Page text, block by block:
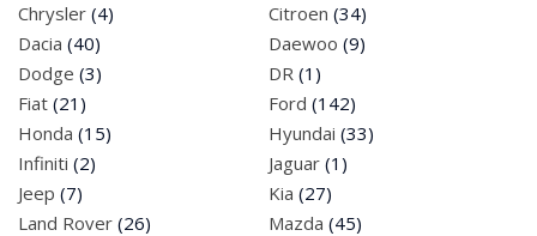
Masini La Dezmembrat
Masini De Vanzare
Despre Noi
Cere Oferta
Chrysler (4) Citroen (34)
Dacia (40) Daewoo (9)
Dodge (3) DR (1)
Fiat (21) Ford (142)
Honda (15) Hyundai (33)
Infiniti (2) Jaguar (1)
Jeep (7) Kia (27)
Land Rover (26) Mazda (45)